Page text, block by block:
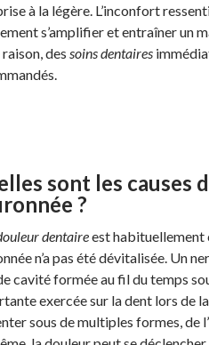
à la légère. L’inconfort
s’amplifier et entraîner un
des soins dentaires
sont les causes
?
dentaireest habituellement
n’a pas été dévitalisée. Un
cavité formée au fil du temps
exercée sur la dent lors de
sous de multiples formes, de